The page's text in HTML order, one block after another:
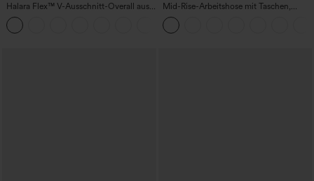
Halara Flex™ V-Ausschnitt-Overall aus
gewaschenem Denim mit Taschen –
lässig
Mid-Rise-Arbeitshose mit Taschen,
Barrel-Leg und weiter Passform